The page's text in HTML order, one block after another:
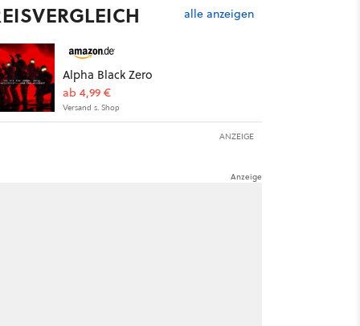
alle anzeigen
Alpha Black Zero
ab 4,99 €
Versand s. Shop
ANZEIGE